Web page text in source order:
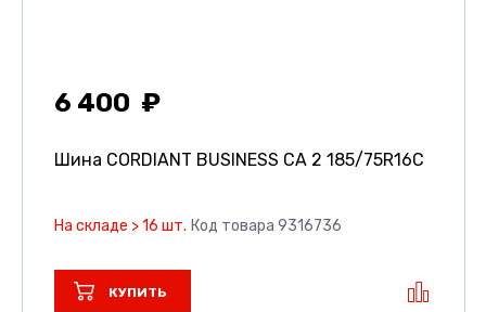
6 400
Шина CORDIANT BUSINESS CA 2 185/75R16C
На складе > 16 шт. Код товара 9316736
КУПИТЬ